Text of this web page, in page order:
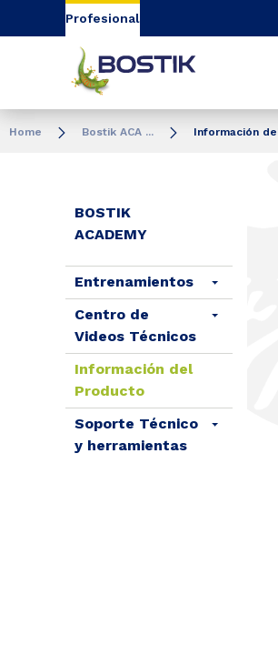
Go to content Go to navigation
Profesional
Home Bostik ACA ... Información
BOSTIK
ACADEMY
Entrenamientos
Centro de
Videos Técnicos
Información del
Producto
Soporte Técnico
y herramientas